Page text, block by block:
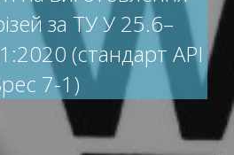
за ТУ У 25.6–
(стандарт API
7-1)